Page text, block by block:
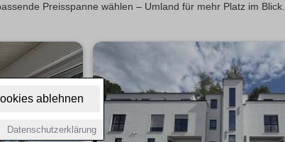
ablehnen
Datenschutzerklärung
Preisspanne wählen – Umland für mehr Platz im Blick.